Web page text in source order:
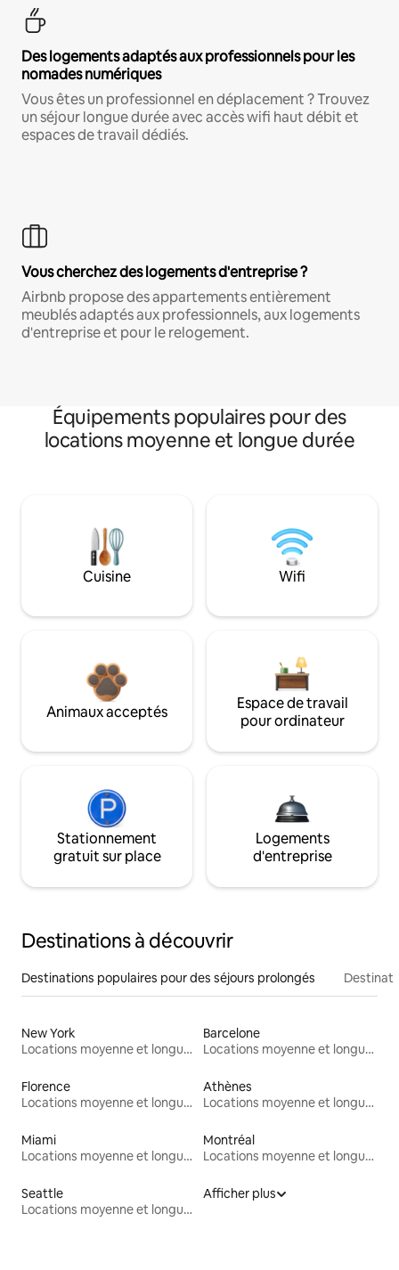
Des logements adaptés aux professionnels pour les
nomades numériques
Vous êtes un professionnel en déplacement ? Trouvez
un séjour longue durée avec accès wifi haut débit et
espaces de travail dédiés.
Vous cherchez des logements d'entreprise ?
Airbnb propose des appartements entièrement
meublés adaptés aux professionnels, aux logements
d'entreprise et pour le relogement.
Équipements populaires pour des
locations moyenne et longue durée
Cuisine Wifi
Animaux acceptés
Espace de travail
pour ordinateur
Stationnement
gratuit sur place
Logements
d'entreprise
Destinations à découvrir
Destinations populaires pour des séjours prolongés
New York
Locations moyenne et longue durée
Barcelone
Locations moyenne et longue durée
Florence
Locations moyenne et longue durée
Athènes
Locations moyenne et longue durée
Miami
Locations moyenne et longue durée
Montréal
Locations moyenne et longue durée
Seattle
Locations moyenne et longue durée
Afficher plus